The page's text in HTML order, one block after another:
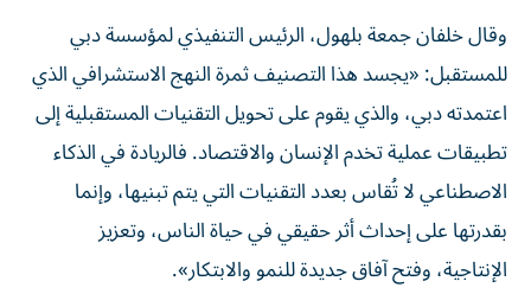
وقال خلفان جمعة بلهول، الرئيس التنفيذي لمؤسسة دبي
للمستقبل: «يجسد هذا التصنيف ثمرة النهج الاستشرافي الذي
اعتمدته دبي، والذي يقوم على تحويل التقنيات المستقبلية إلى
تطبيقات عملية تخدم الإنسان والاقتصاد. فالريادة في الذكاء
الاصطناعي لا تُقاس بعدد التقنيات التي يتم تبنيها، وإنما
بقدرتها على إحداث أثر حقيقي في حياة الناس، وتعزيز
الإنتاجية، وفتح آفاق جديدة للنمو والابتكار».